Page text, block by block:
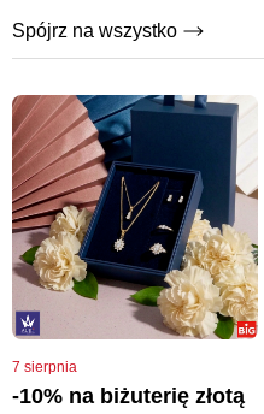
Spójrz na wszystko
7 sierpnia
-10% na biżuterię złotą